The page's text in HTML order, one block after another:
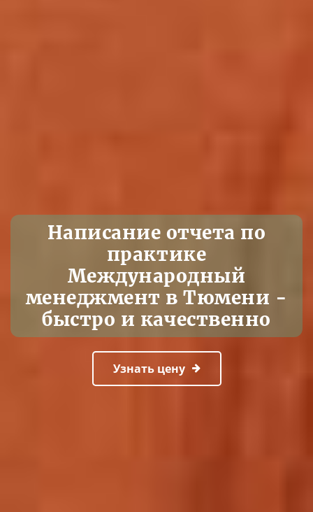
Написание отчета по
практике
Международный
менеджмент в Тюмени -
быстро и качественно
Узнать цену